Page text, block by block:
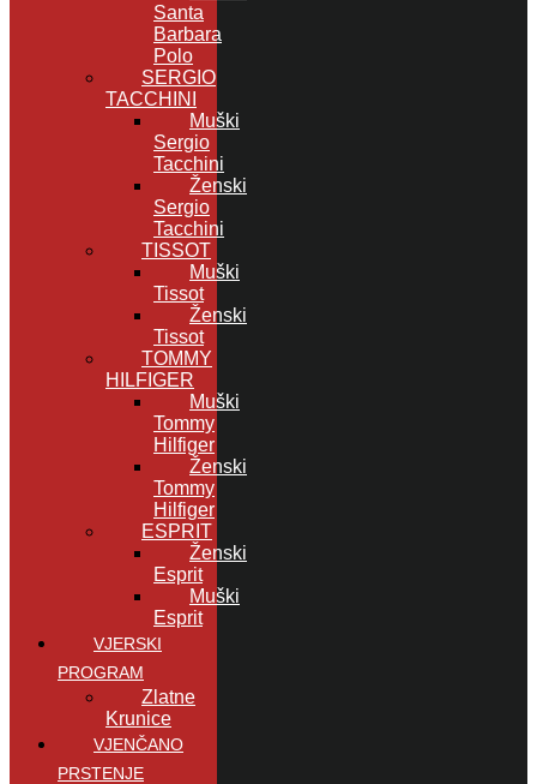
Santa
Barbara
Polo
SERGIO
TACCHINI
Muški
Sergio
Tacchini
Ženski
Sergio
Tacchini
TISSOT
Muški
Tissot
Ženski
Tissot
TOMMY
HILFIGER
Muški
Tommy
Hilfiger
Ženski
Tommy
Hilfiger
ESPRIT
Ženski
Esprit
Muški
Esprit
VJERSKI
PROGRAM
Zlatne
Krunice
VJENČANO
PRSTENJE